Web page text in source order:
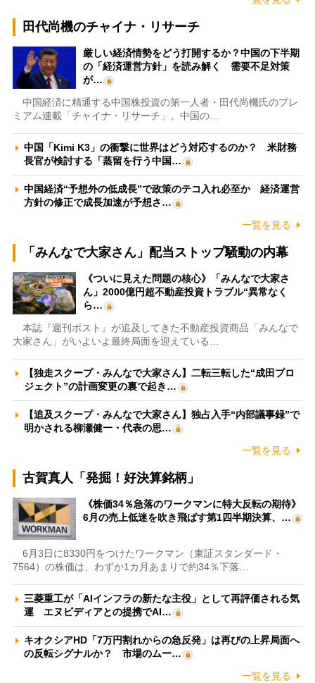
田代尚機のチャイナ・リサーチ
厳しい経済情勢をどう打開するか？中国の下半期
の「経済運営方針」を読み解く 需要不足対策
が…
中国経済に精通する中国株投資の第一人者・田代尚機氏のプレ
ミアム連載「チャイナ・リサーチ」。中国の…
中国「Kimi K3」の衝撃に世界はどう対応するのか？ 米財務
長官が検討する「蒸留を行う中国…
中国経済“予想外の低成長”で政策のテコ入れ必至か 経済運営
方針の修正で成長加速が予想さ…
一覧を見る
「みんなで大家さん」配当ストップ騒動の内幕
《ついに見えた問題の核心》「みんなで大家さ
ん」2000億円超不動産投資トラブル“異常なく
ら…
本誌『週刊ポスト』が追及してきた不動産投資商品「みんなで
大家さん」がいよいよ最終局面を迎えている…
【独走スクープ・みんなで大家さん】二転三転した“成田プロ
ジェクト”の計画変更の裏で起き…
【追及スクープ・みんなで大家さん】独占入手“内部議事録”で
明かされる柳瀬健一・代表の思…
一覧を見る
古賀真人「発掘！好決算銘柄」
《株価34％急落のワークマンに特大反転の期待》
6月の売上低迷を吹き飛ばす第1四半期決算、…
6月3日に8330円をつけたワークマン（東証スタンダード・
7564）の株価は、わずか1カ月あまりで約34％下落…
三菱重工が「AIインフラの新たな主役」として再評価される気
運 エヌビディアとの提携でAI…
キオクシアHD「7万円割れからの急反発」は再びの上昇局面へ
の反転シグナルか？ 市場のムー…
一覧を見る